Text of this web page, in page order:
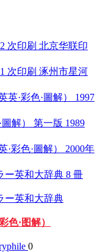
次印刷 北京华联印
次印刷 涿州市星河
英·彩色·圖解） 1997
解） 第一版 1989
·彩色·圖解） 2000年
ー英和大辞典 8 冊
ー英和大辞典
色·图解）
0